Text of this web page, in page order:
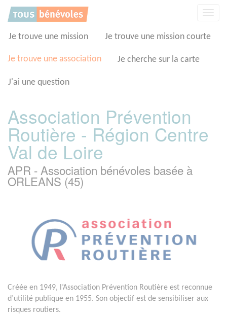
Je trouve une mission Je trouve une mission courte
Je trouve une association Je cherche sur la carte
J'ai une question
Association Prévention
Routière - Région Centre
Val de Loire
APR - Association bénévoles basée à
ORLEANS (45)
Créée en 1949, l’Association Prévention Routière est reconnue
d’utilité publique en 1955. Son objectif est de sensibiliser aux
risques routiers.
Panneau de gestion des cookies